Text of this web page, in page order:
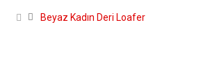
Beyaz Kadın Deri Loafer